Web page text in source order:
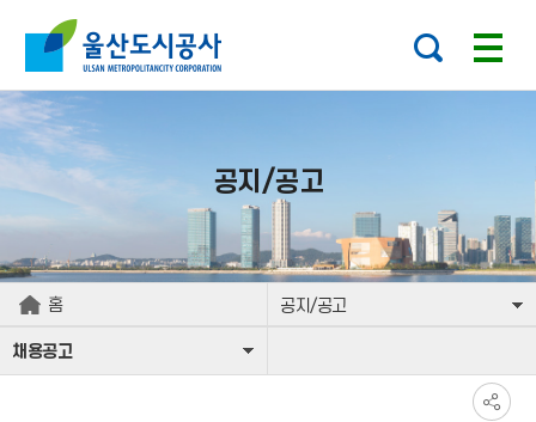
본문으로가기
주요 메뉴로 건너뛰기
공지/공고
홈 공지/공고
채용공고